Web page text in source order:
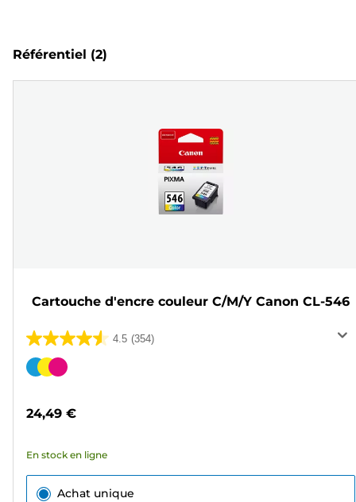
Référentiel (2)
Cartouche d'encre couleur C/M/Y Canon CL-546
4.5 (354)
4.5
sur
354
Cartouche
24,49 €
En stock en ligne
Achat unique